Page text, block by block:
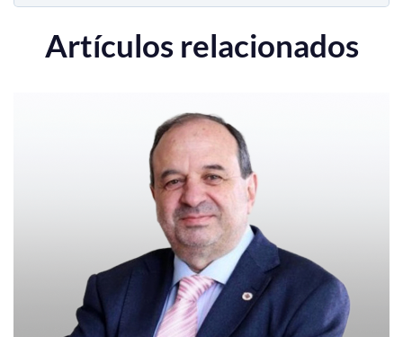
Artículos relacionados